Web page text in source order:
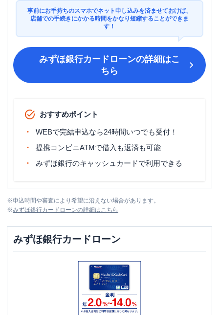
事前にお手持ちのスマホでネット申し込みを済ませておけば、
店舗での手続きにかかる時間をかなり短縮することができま
す！
みずほ銀行カードローンの詳細はこ
ちら
おすすめポイント
WEBで完結申込なら24時間いつでも受付！
提携コンビニATMで借入も返済も可能
みずほ銀行のキャッシュカードで利用できる
※申込時間や審査により希望に沿えない場合があります。
※みずほ銀行カードローンの詳細はこちら
みずほ銀行カードローン